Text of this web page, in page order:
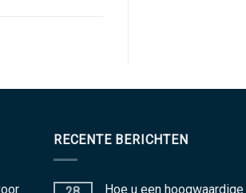
RECENTE BERICHTEN
Hoe u een